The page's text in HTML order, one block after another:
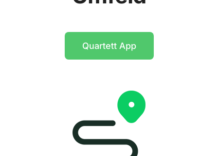
Quartett App